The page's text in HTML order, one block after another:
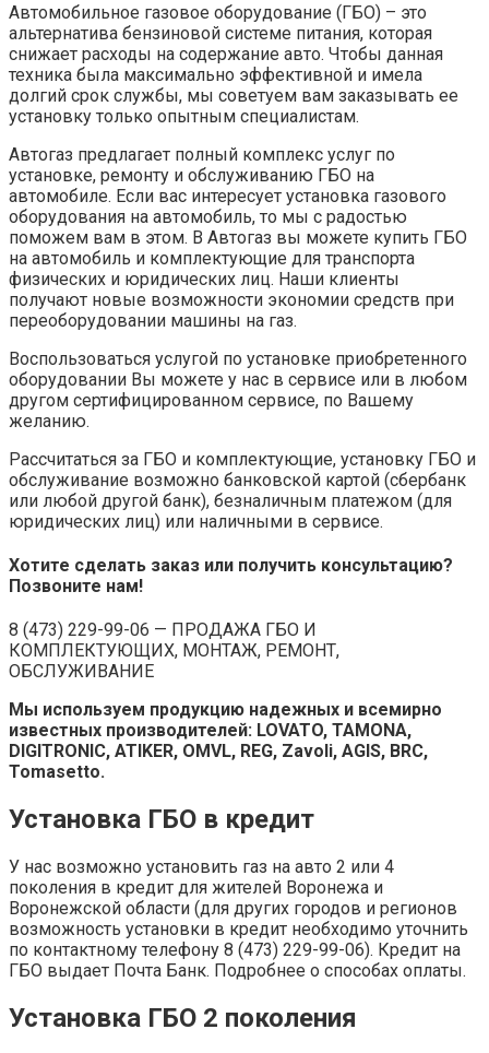
Автомобильное газовое оборудование (ГБО) – это
альтернатива бензиновой системе питания, которая
снижает расходы на содержание авто. Чтобы данная
техника была максимально эффективной и имела
долгий срок службы, мы советуем вам заказывать ее
установку только опытным специалистам.
Автогаз предлагает полный комплекс услуг по
установке, ремонту и обслуживанию ГБО на
автомобиле. Если вас интересует установка газового
оборудования на автомобиль, то мы с радостью
поможем вам в этом. В Автогаз вы можете купить ГБО
на автомобиль и комплектующие для транспорта
физических и юридических лиц. Наши клиенты
получают новые возможности экономии средств при
переоборудовании машины на газ.
Воспользоваться услугой по установке приобретенного
оборудовании Вы можете у нас в сервисе или в любом
другом сертифицированном сервисе, по Вашему
желанию.
Рассчитаться за ГБО и комплектующие, установку ГБО и
обслуживание возможно банковской картой (сбербанк
или любой другой банк), безналичным платежом (для
юридических лиц) или наличными в сервисе.
Хотите сделать заказ или получить консультацию?
Позвоните нам!
8 (473) 229-99-06 — ПРОДАЖА ГБО И
КОМПЛЕКТУЮЩИХ, МОНТАЖ, РЕМОНТ,
ОБСЛУЖИВАНИЕ
Мы используем продукцию надежных и всемирно
известных производителей: LOVATO, TAMONA,
DIGITRONIC, ATIKER, OMVL, REG, Zavoli, AGIS, BRC,
Tomasetto.
Установка ГБО в кредит
У нас возможно установить газ на авто 2 или 4
поколения в кредит для жителей Воронежа и
Воронежской области (для других городов и регионов
возможность установки в кредит необходимо уточнить
по контактному телефону 8 (473) 229-99-06). Кредит на
ГБО выдает Почта Банк. Подробнее о способах оплаты.
Установка ГБО 2 поколения